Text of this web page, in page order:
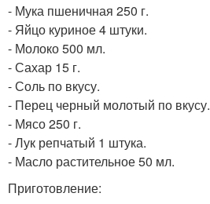
- Мука пшеничная 250 г.
- Яйцо куриное 4 штуки.
- Молоко 500 мл.
- Сахар 15 г.
- Соль по вкусу.
- Перец черный молотый по вкусу.
- Мясо 250 г.
- Лук репчатый 1 штука.
- Масло растительное 50 мл.
Приготовление: